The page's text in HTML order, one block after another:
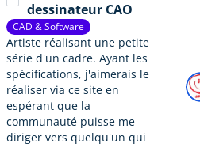
dessinateur CAO
CAD & Software
Artiste réalisant une petite
série d'un cadre. Ayant les
spécifications, j'aimerais le
réaliser via ce site en
espérant que la
communauté puisse me
diriger vers quelqu'un qui